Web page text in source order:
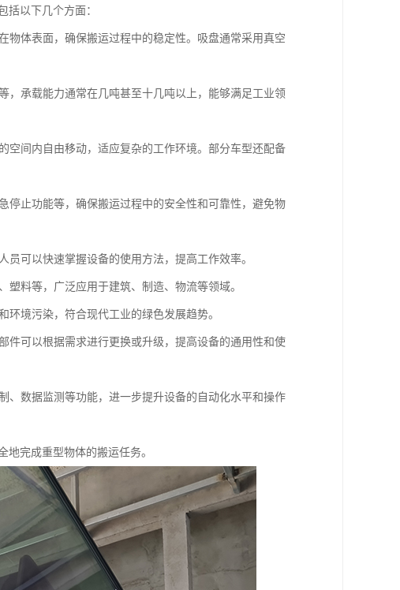
括以下几个方面：
物体表面，确保搬运过程中的稳定性。吸盘通常采用真空
，承载能力通常在几吨甚至十几吨以上，能够满足工业领
空间内自由移动，适应复杂的工作环境。部分车型还配备
停止功能等，确保搬运过程中的安全性和可靠性，避免物
可以快速掌握设备的使用方法，提高工作效率。
料等，广泛应用于建筑、制造、物流等领域。
境污染，符合现代工业的绿色发展趋势。
件可以根据需求进行更换或升级，提高设备的通用性和使
、数据监测等功能，进一步提升设备的自动化水平和操作
完成重型物体的搬运任务。